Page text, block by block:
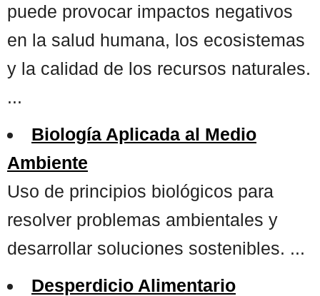
puede provocar impactos negativos
en la salud humana, los ecosistemas
y la calidad de los recursos naturales.
...
Biología Aplicada al Medio
Ambiente
Uso de principios biológicos para
resolver problemas ambientales y
desarrollar soluciones sostenibles. ...
Desperdicio Alimentario